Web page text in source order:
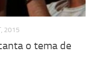
2015
o tema de